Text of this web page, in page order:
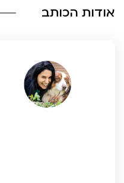
אודות הכותב